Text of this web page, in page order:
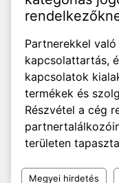
Partnerekkel
kapcsolattartás,
kapcsolatok
termékek és
Részvétel a cég
területen
Megyei hirdetés